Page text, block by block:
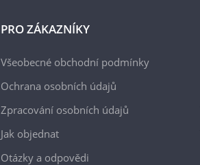
PRO ZÁKAZNÍKY
Všeobecné obchodní podmínky
Ochrana osobních údajů
Zpracování osobních údajů
Jak objednat
Otázky a odpovědi